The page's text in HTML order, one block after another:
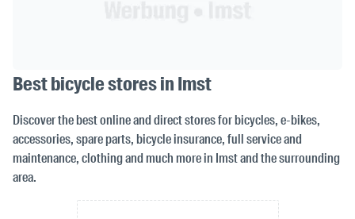
Best bicycle stores in Imst
Discover the best online and direct stores for bicycles, e-bikes,
accessories, spare parts, bicycle insurance, full service and
maintenance, clothing and much more in Imst and the surrounding
area.